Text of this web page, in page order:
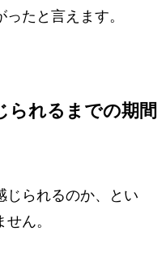
たと言えます。
られるまでの期間
じられるのか、とい
ん。